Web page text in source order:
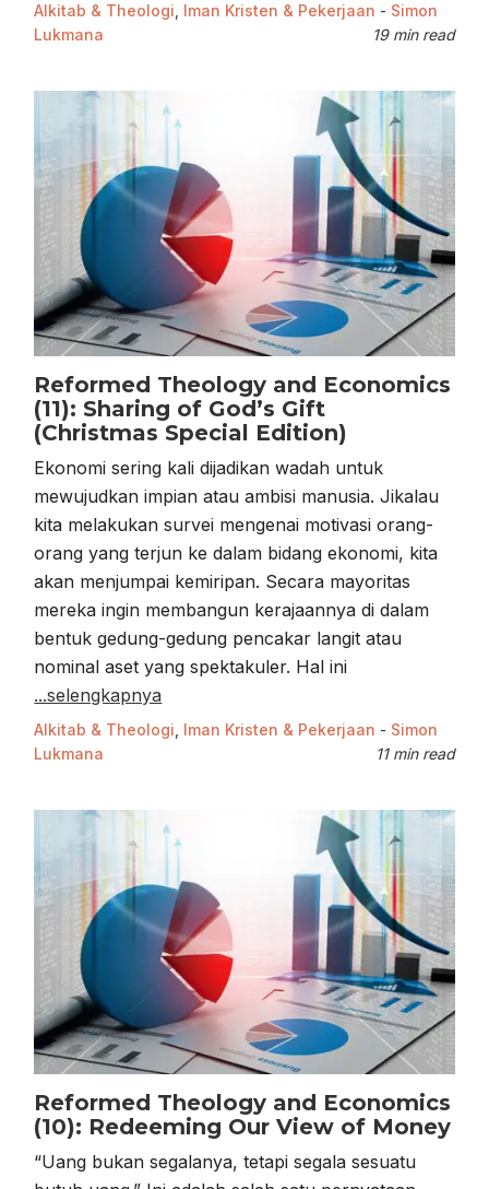
Alkitab & Theologi, Iman Kristen & Pekerjaan - Simon
Lukmana
19 min read
Reformed Theology and Economics
(11): Sharing of God’s Gift
(Christmas Special Edition)
Ekonomi sering kali dijadikan wadah untuk
mewujudkan impian atau ambisi manusia. Jikalau
kita melakukan survei mengenai motivasi orang-
orang yang terjun ke dalam bidang ekonomi, kita
akan menjumpai kemiripan. Secara mayoritas
mereka ingin membangun kerajaannya di dalam
bentuk gedung-gedung pencakar langit atau
nominal aset yang spektakuler. Hal ini
...selengkapnya
Alkitab & Theologi Iman Kristen & Pekerjaan - Simon
Lukmana
11 min read
Reformed Theology and Economics
(10): Redeeming Our View of Money
“Uang bukan segalanya, tetapi segala sesuatu